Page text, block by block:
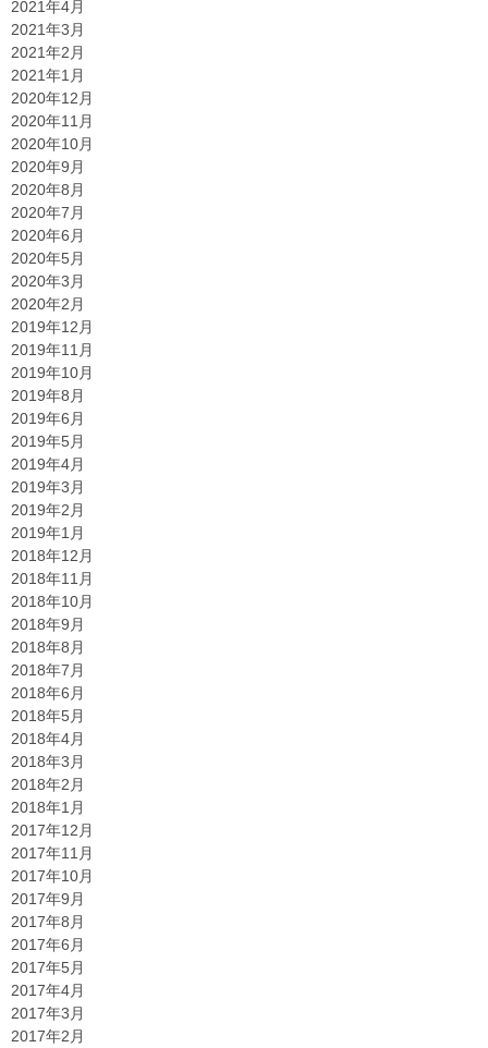
2021年4月
2021年3月
2021年2月
2021年1月
2020年12月
2020年11月
2020年10月
2020年9月
2020年8月
2020年7月
2020年6月
2020年5月
2020年3月
2020年2月
2019年12月
2019年11月
2019年10月
2019年8月
2019年6月
2019年5月
2019年4月
2019年3月
2019年2月
2019年1月
2018年12月
2018年11月
2018年10月
2018年9月
2018年8月
2018年7月
2018年6月
2018年5月
2018年4月
2018年3月
2018年2月
2018年1月
2017年12月
2017年11月
2017年10月
2017年9月
2017年8月
2017年6月
2017年5月
2017年4月
2017年3月
2017年2月